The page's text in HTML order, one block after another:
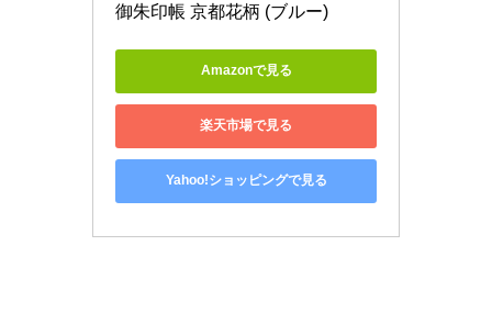
御朱印帳 京都花柄 (ブルー)
Amazonで見る
楽天市場で見る
Yahoo!ショッピングで見る